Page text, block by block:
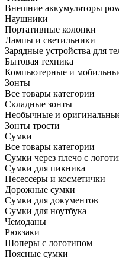
Внешние аккумуляторы
Наушники
Портативные колонки
Лампы и светильники
Зарядные устройства для
Бытовая техника
Компьютерные и
Зонты
Все товары категории
Складные зонты
Необычные и
Зонты трости
Сумки
Все товары категории
Сумки через плечо с
Сумки для пикника
Несессеры и косметички
Дорожные сумки
Сумки для документов
Сумки для ноутбука
Чемоданы
Рюкзаки
Шоперы с логотипом
Поясные сумки